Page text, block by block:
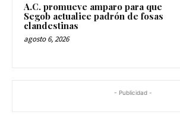
A.C. promueve amparo para que
Segob actualice padrón de fosas
clandestinas
agosto 6, 2026
- Publicidad -